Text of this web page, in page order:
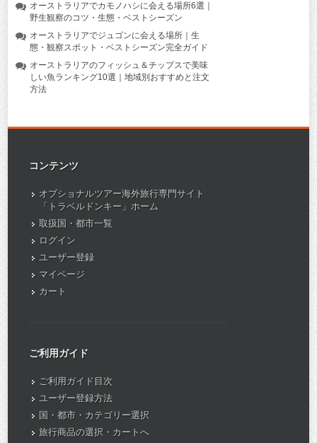
オーストラリアでカモノハシに会える場所6選｜
野生観察のコツ・生態・ベストシーズン
オーストラリアでジュゴンに会える場所｜生
態・観察スポット・ベストシーズン完全ガイド
オーストラリアのフィッシュ＆チップスで美味
しい魚ランキング10選｜地域別おすすめと注文
方法
コンテンツ
オプショナルツアー海外旅行専門サイト
「トラベルドンキー」ホーム
取扱国・都市一覧
ログイン
ユーザー登録
マイページ
カート
ご利用ガイド
ご利用ガイド目次
ユーザー登録方法
国・都市・カテゴリー選択
旅行商品の選択・カートへ